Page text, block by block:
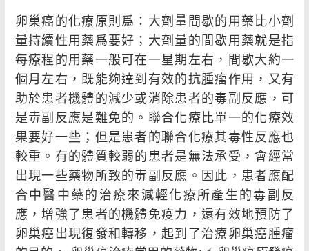
卵巢癌的化療原則爲：大劑量間歇的用藥比小劑
量持續性用藥爲要好；大劑量的間歇用藥就是指
每療程的用藥一般可在一星期左右，間歇大約一
個月左右，既能夠達到有效的抗腫瘤作用，又有
助於患者機體的減少或消除患者的毒副反應，可
是毒副反應是難免的。聯合化療比單一的化療效
果要好一些；但是患者的聯合化療其毒性反應也
較重。有的體質較弱的患者是無法承受，會經常
出現一些藥物所致的毒副反應。因此，患者應配
合中醫中藥的治療來減輕化療所產生的毒副反
應，增強了患者的機體免疫力，還有效地預防了
卵巢癌出現復發和轉移，起到了治療卵巢癌腫瘤